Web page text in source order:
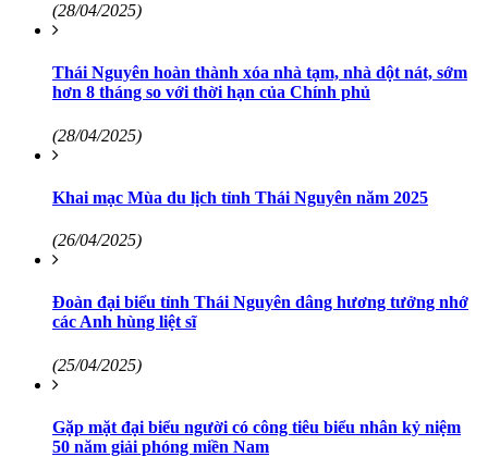
(28/04/2025)
Thái Nguyên hoàn thành xóa nhà tạm, nhà dột nát, sớm
hơn 8 tháng so với thời hạn của Chính phủ
(28/04/2025)
Khai mạc Mùa du lịch tỉnh Thái Nguyên năm 2025
(26/04/2025)
Đoàn đại biểu tỉnh Thái Nguyên dâng hương tưởng nhớ
các Anh hùng liệt sĩ
(25/04/2025)
Gặp mặt đại biểu người có công tiêu biểu nhân kỷ niệm
50 năm giải phóng miền Nam